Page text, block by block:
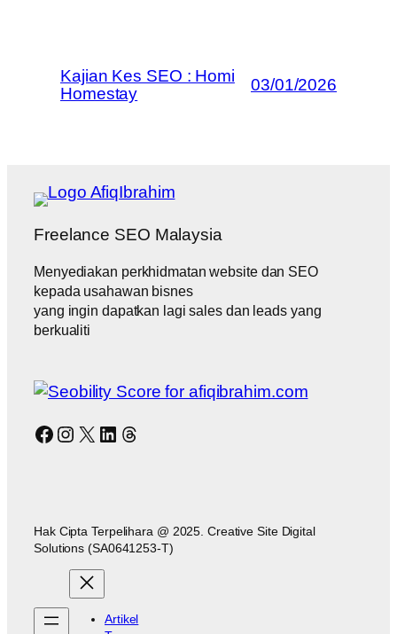
Kajian Kes SEO : Homi
Homestay
03/01/2026
Freelance SEO Malaysia
Menyediakan perkhidmatan website dan SEO
kepada usahawan bisnes
yang ingin dapatkan lagi sales dan leads yang
berkualiti
Facebook
Instagram
X LinkedIn
Threads
Hak Cipta Terpelihara @ 2025. Creative Site Digital
Solutions (SA0641253-T)
Artikel